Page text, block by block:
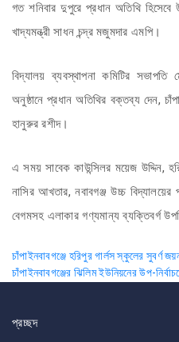
গত শনিবার দুপুরে প্রধান অতিথি
খাদ্যমন্ত্রী সাধন চন্দ্র মজুমদার এমপি।
বিদ্যালয় ব্যবস্থাপনা কমিটির
অনুষ্ঠানে প্রধান অতিথির বক্তব্য দেন,
হানুরুর রশীদ।
এ সময় সাবেক কাউন্সিলর ময়েজ উদ্দিন,
নাসির আখতার, নবাবগঞ্জ উচ্চ
বেগমসহ এলাকার গণ্যমান্য ব্যক্তিবর্গ
Post
navigation
চাঁপাইনবাবগঞ্জে হরিপুর গার্লস স্কুলের সুবর্ণ
চাঁপাইনবাবগঞ্জের ঝিলিম ইউনিয়নের উপ-
প্রচ্ছদ